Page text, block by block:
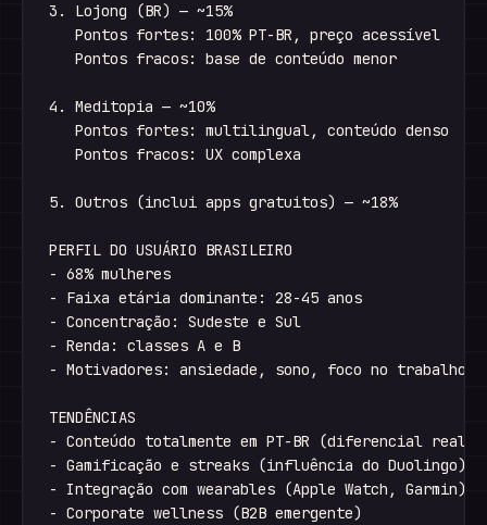
3. Lojong (BR) — ~15%
   Pontos fortes: 100% PT-BR, preço acessível
   Pontos fracos: base de conteúdo menor
4. Meditopia — ~10%
   Pontos fortes: multilingual, conteúdo denso
   Pontos fracos: UX complexa
5. Outros (inclui apps gratuitos) — ~18%
PERFIL DO USUÁRIO BRASILEIRO
- 68% mulheres
- Faixa etária dominante: 28-45 anos
- Concentração: Sudeste e Sul
- Renda: classes A e B
- Motivadores: ansiedade, sono, foco no trabalho
TENDÊNCIAS
- Conteúdo totalmente em PT-BR (diferencial real)
- Gamificação e streaks (influência do Duolingo)
- Integração com wearables (Apple Watch, Garmin)
- Corporate wellness (B2B emergente)